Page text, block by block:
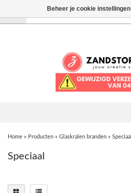
Home » Producten » Glaskralen branden » Speciaal
Speciaal
Beheer je cookie instellingen